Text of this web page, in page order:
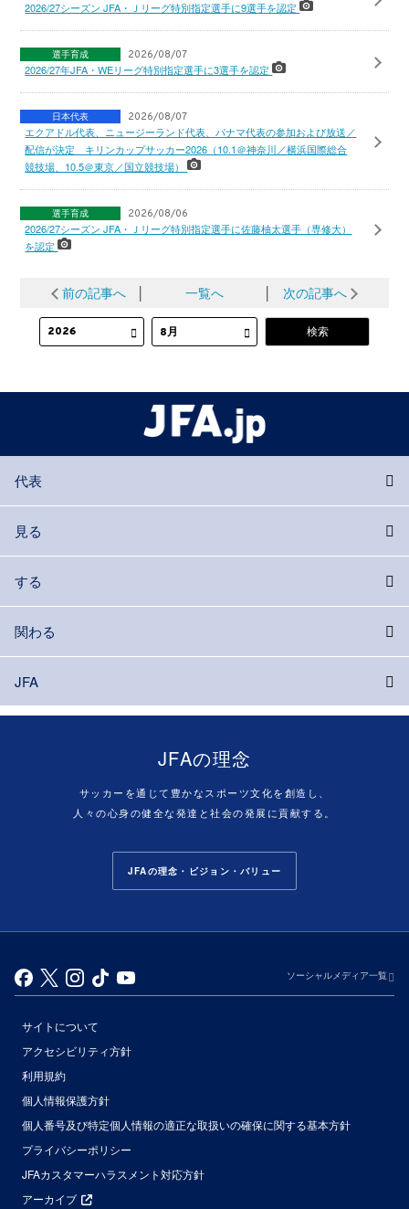
2026/27シーズン JFA・Ｊリーグ特別指定選手に9選手を認定
選手育成 2026/08/07
2026/27年JFA・WEリーグ特別指定選手に3選手を認定
日本代表 2026/08/07
エクアドル代表、ニュージーランド代表、パナマ代表の参加および放送／
配信が決定 キリンカップサッカー2026（10.1＠神奈川／横浜国際総合
競技場、10.5＠東京／国立競技場）
選手育成 2026/08/06
2026/27シーズン JFA・Ｊリーグ特別指定選手に佐藤柚太選手（専修大）
を認定
前の記事へ 一覧へ 次の記事へ
代表
見る
する
関わる
JFA
JFAの理念
サッカーを通じて豊かなスポーツ文化を創造し、
人々の心身の健全な発達と社会の発展に貢献する。
JFAの理念・ビジョン・バリュー
ソーシャルメディア一覧
サイトについて
アクセシビリティ方針
利用規約
個人情報保護方針
個人番号及び特定個人情報の適正な取扱いの確保に関する基本方針
プライバシーポリシー
JFAカスタマーハラスメント対応方針
アーカイブ